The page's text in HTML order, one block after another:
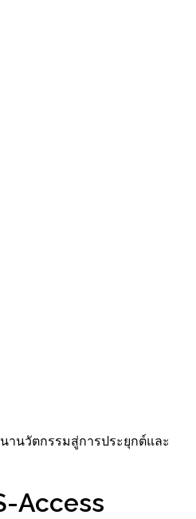
านวัตกรรมสู่การประยุกต์และ
Access